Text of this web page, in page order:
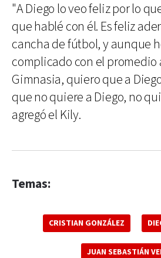
"A Diego lo veo feliz por lo
que hablé con él. Es feliz
cancha de fútbol, y aunque
complicado con el promedio
Gimnasia, quiero que a
que no quiere a Diego, no
agregó el Kily.
Temas:
CRISTIAN GONZÁLEZ
JUAN SEBASTIÁN